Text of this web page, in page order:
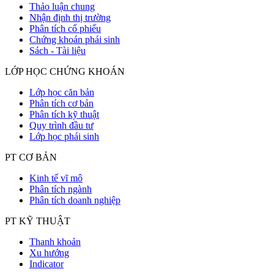
Thảo luận chung
Nhận định thị trường
Phân tích cổ phiếu
Chứng khoán phái sinh
Sách - Tài liệu
LỚP HỌC CHỨNG KHOÁN
Lớp học căn bản
Phân tích cơ bản
Phân tích kỹ thuật
Quy trình đầu tư
Lớp học phái sinh
PT CƠ BẢN
Kinh tế vĩ mô
Phân tích ngành
Phân tích doanh nghiệp
PT KỸ THUẬT
Thanh khoản
Xu hướng
Indicator